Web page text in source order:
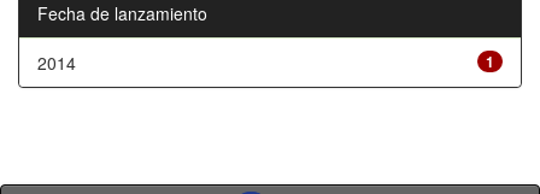
Fecha de lanzamiento
1
2014